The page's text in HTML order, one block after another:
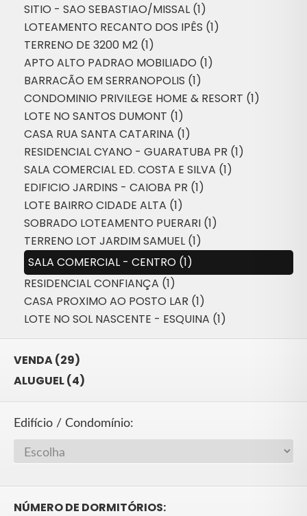
SITIO - SAO SEBASTIAO/MISSAL (1)
LOTEAMENTO RECANTO DOS IPÊS (1)
TERRENO DE 3200 M2 (1)
APTO ALTO PADRAO MOBILIADO (1)
BARRACÃO EM SERRANOPOLIS (1)
CONDOMINIO PRIVILEGE HOME & RESORT (1)
LOTE NO SANTOS DUMONT (1)
CASA RUA SANTA CATARINA (1)
RESIDENCIAL CYANO - GUARATUBA PR (1)
SALA COMERCIAL ED. COSTA E SILVA (1)
EDIFICIO JARDINS - CAIOBA PR (1)
LOTE BAIRRO CIDADE ALTA (1)
SOBRADO LOTEAMENTO PUERARI (1)
TERRENO LOT JARDIM SAMUEL (1)
SALA COMERCIAL - CENTRO (1)
RESIDENCIAL CONFIANÇA (1)
CASA PROXIMO AO POSTO LAR (1)
LOTE NO SOL NASCENTE - ESQUINA (1)
VENDA (29)
ALUGUEL (4)
Edifício / Condomínio:
NÚMERO DE DORMITÓRIOS: